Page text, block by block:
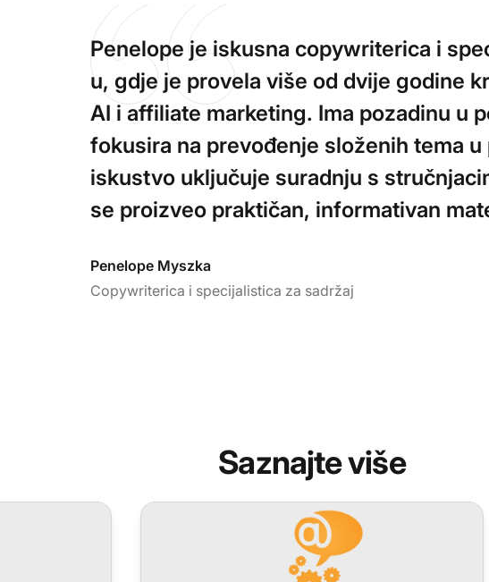
Penelope je iskusna copywriterica i
u, gdje je provela više od dvije godine
AI i affiliate marketing. Ima pozadinu u
fokusira na prevođenje složenih tema
iskustvo uključuje suradnju s
se proizveo praktičan, informativan
Penelope Myszka
Copywriterica i specijalistica za sadržaj
Saznajte više
srpnja 2024 LiveAgent mjesečna ažuriranja: izdanje studenog